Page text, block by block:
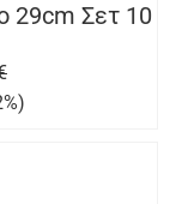
29cm Σετ 10